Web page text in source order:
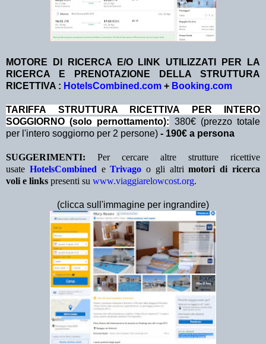
MOTORE DI RICERCA E/O LINK UTILIZZATI PER LA
RICERCA E PRENOTAZIONE DELLA STRUTTURA
RICETTIVA : HotelsCombined.com + Booking.com
TA RIFFA STRUTTURA RICETTIVA PER INTERO
SOGGIORNO (solo pernottamento): 380€ (prezzo totale
per l'intero soggiorno per 2 persone) - 190€ a persona
SUGGERIMENTI: Per cercare altre strutture ricettive
usate HotelsCombined eTrivago o gli altrimotori di ricerca
voli e links presenti su www.viaggiarelowcost.org.
(clicca sull'immagine per ingrandire)